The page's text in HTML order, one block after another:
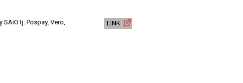
tj. Pospay, Vero,
LINK